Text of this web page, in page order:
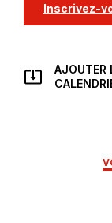
Inscrivez-
dans
AJOUTER
CE